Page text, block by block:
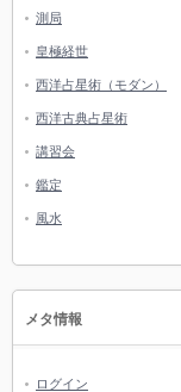
測局
皇極経世
西洋占星術（モダン）
西洋古典占星術
講習会
鑑定
風水
メタ情報
ログイン